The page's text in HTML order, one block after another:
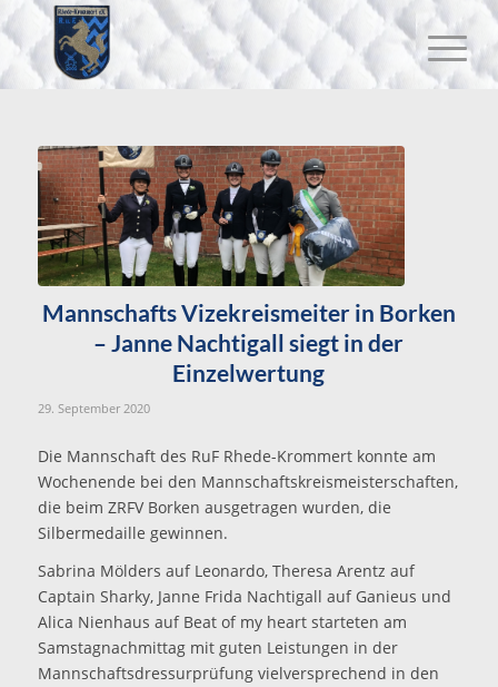
Mannschafts Vizekreismeiter in Borken
– Janne Nachtigall siegt in der
Einzelwertung
29. September 2020
Die Mannschaft des RuF Rhede-Krommert konnte am
Wochenende bei den Mannschaftskreismeisterschaften,
die beim ZRFV Borken ausgetragen wurden, die
Silbermedaille gewinnen.
Sabrina Mölders auf Leonardo, Theresa Arentz auf
Captain Sharky, Janne Frida Nachtigall auf Ganieus und
Alica Nienhaus auf Beat of my heart starteten am
Samstagnachmittag mit guten Leistungen in der
Mannschaftsdressurprüfung vielversprechend in den